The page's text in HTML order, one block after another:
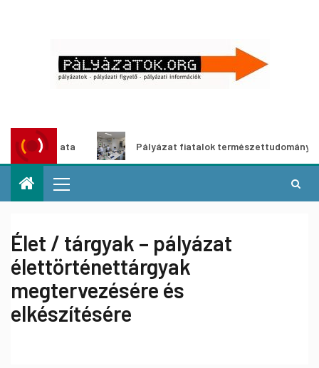
Pályázat fiatalok természettudományos
Élet / tárgyak – pályázat
élettörténettárgyak
megtervezésére és
elkészítésére